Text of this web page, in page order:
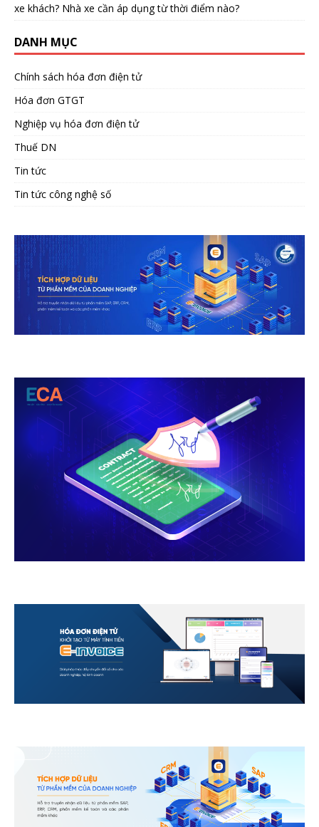
xe khách? Nhà xe cần áp dụng từ thời điểm nào?
DANH MỤC
Chính sách hóa đơn điện tử
Hóa đơn GTGT
Nghiệp vụ hóa đơn điện tử
Thuế DN
Tin tức
Tin tức công nghệ số